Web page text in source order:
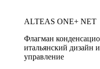
ALTEAS ONE+ NET
Флагман
итальянский дизайн
управление